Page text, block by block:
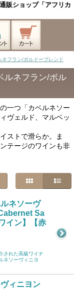
販ショップ「アフリカ
フラン/ボルドーブレンド
ルネフラン/ボル
一つ「カベルネソー
ヴェルド、マルベッ
ストで滑らか。ま
テージのワインも非
ネソーヴ
Sa
イン】【赤
された高級ワイナ
ネソーヴィニヨ
ィニヨン